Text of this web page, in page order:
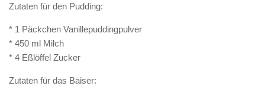
Zutaten für den Pudding:
* 1 Päckchen Vanillepuddingpulver
* 450 ml Milch
* 4 Eßlöffel Zucker
Zutaten für das Baiser: